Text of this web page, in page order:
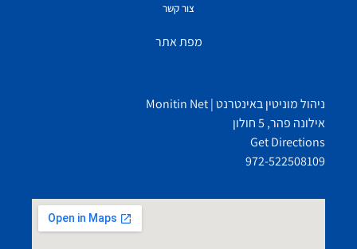
צור קשר
מפת אתר
ניהול מוניטין באינטרנט | Monitin Net
אילונה פהר, 5 חולון
Get Directions
972-522508109